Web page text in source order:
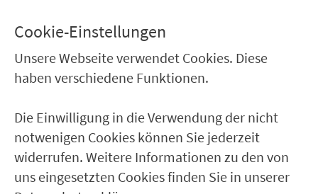
Ein­zel­fahr­karte Kind
oder Mehr­fahr­ten­kar­te
Kind
kar­te
der Fahrtstrecke
peln.
Besitzen
Er­wach­se­ne eine
gültige Ein­zel­fahr­
Cookie-Einstellungen
Unsere Webseite verwendet Cookies. Diese
haben verschiedene Funktionen.
Die Einwilligung in die Verwendung der nicht
notwenigen Cookies können Sie jederzeit
widerrufen. Weitere Informationen zu den von
uns eingesetzten Cookies finden Sie in unserer